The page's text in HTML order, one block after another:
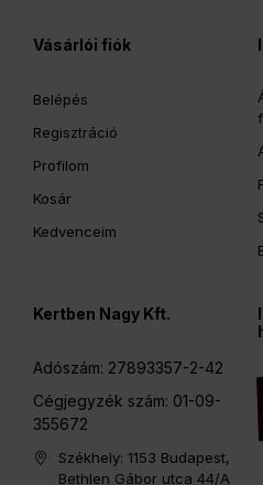
Vásárlói fiók
Belépés
Regisztráció
Profilom
Kosár
Kedvenceim
Kertben Nagy Kft.
Adószám: 27893357-2-42
Cégjegyzék szám: 01-09-
355672
Székhely: 1153 Budapest,
Bethlen Gábor utca 44/A